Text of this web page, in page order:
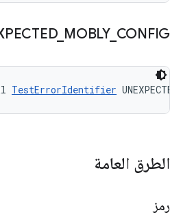
_ MOBLY_ CONFIG
TestErrorIdentifier
الطرق العامة
رمز